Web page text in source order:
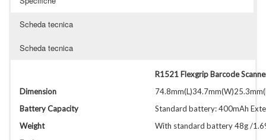
Scheda tecnica
Scheda tecnica
R1521 Flexgrip Barcode
Dimension
Battery Capacity
Standard battery: 400mAh
Weight
With standard battery 48g /